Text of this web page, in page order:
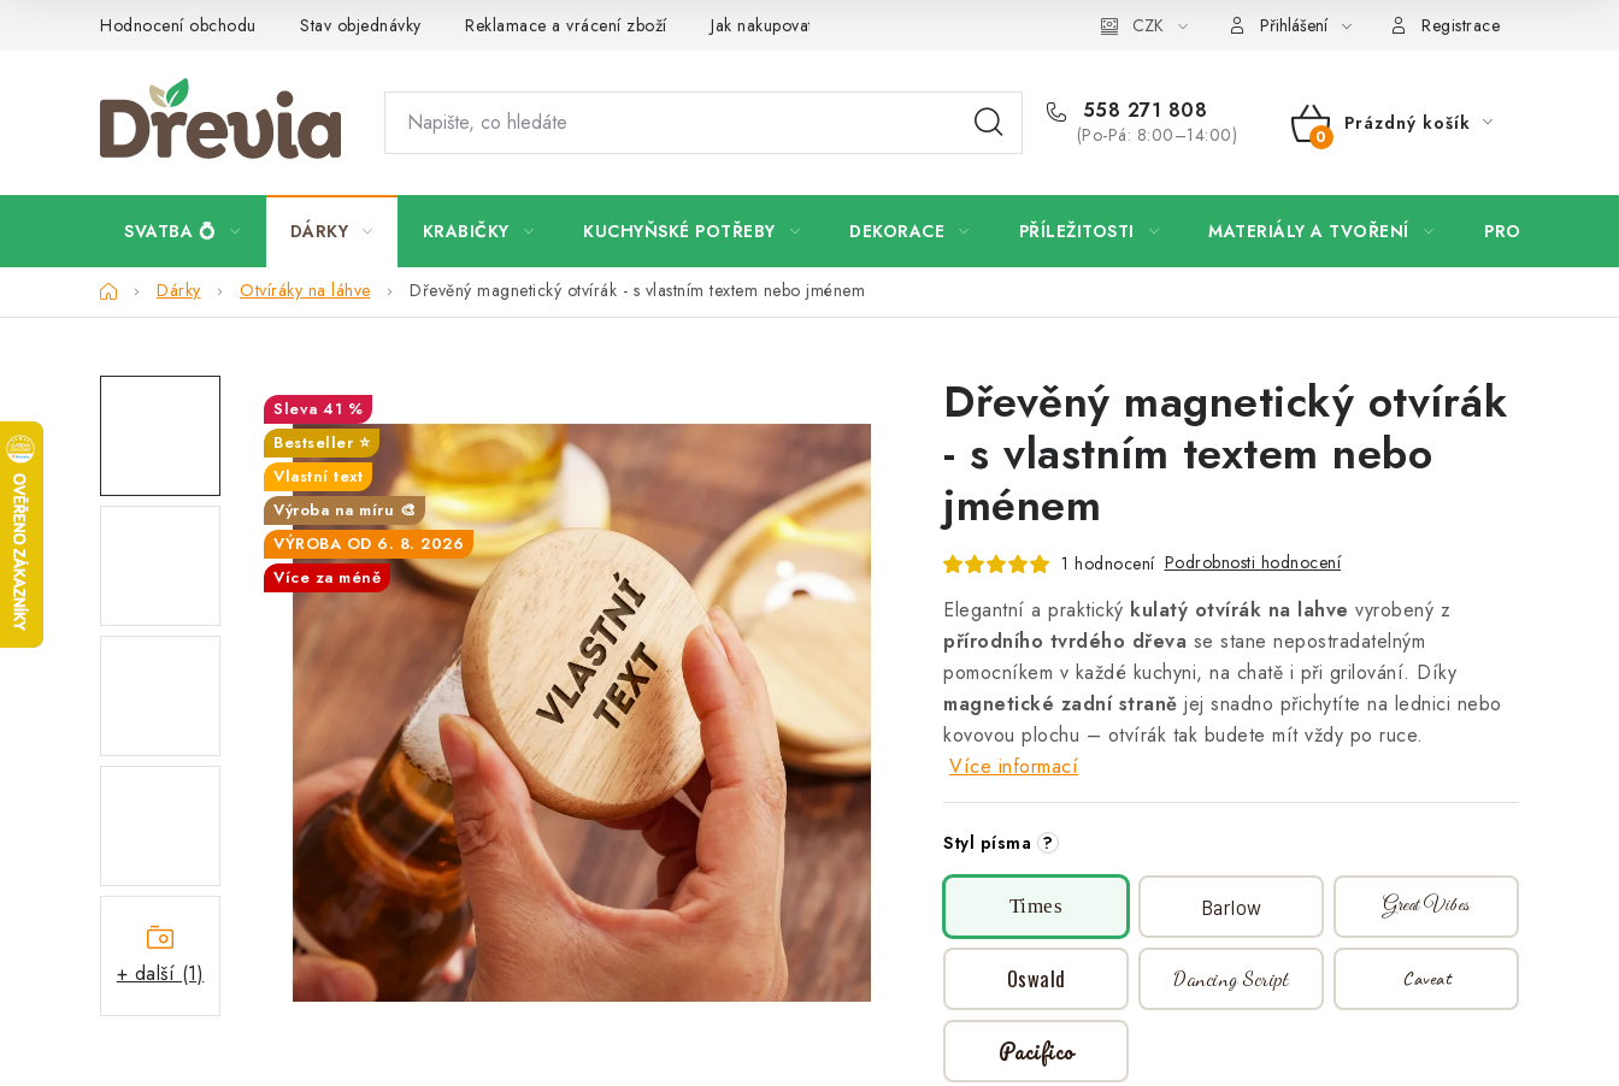
Hodnocení obchodu Stav objednávky Reklamace a vrácení zboží Jak nakupovat Pro firmy Velkoobchod Kontakt
CZK Přihlášení Registrace
558 271 808
(Po-Pá: 8:00–14:00)
NÁKUPNÍ
Prázdný košík
SVATBA 💍 DÁRKY KRABIČKY KUCHYŇSKÉ POTŘEBY DEKORACE PŘÍLEŽITOSTI MATERIÁLY A TVOŘENÍ PRO FIRMY
DomůDárky Otvíráky na láhve Dřevěný magnetický otvírák - s vlastním textem nebo jménem
+ další (1)
Dřevěný magnetický otvírák
- s vlastním textem nebo
jménem
1 hodnocení Podrobnosti hodnocení
Elegantní a praktický kulatý otvírák na lahve vyrobený z
přírodního tvrdého dřeva se stane nepostradatelným
pomocníkem v každé kuchyni, na chatě i při grilování. Díky
magnetické zadní straně jej snadno přichytíte na lednici nebo
kovovou plochu – otvírák tak budete mít vždy po ruce.
Více informací
Styl písma ?
Times Barlow Great Vibes
Oswald Dancing Script Caveat
Pacifico
41 %
Bestseller ⭐️
Vlastní text
Výroba na míru 🎨
VÝROBA OD 6. 8. 2026
Více za méně